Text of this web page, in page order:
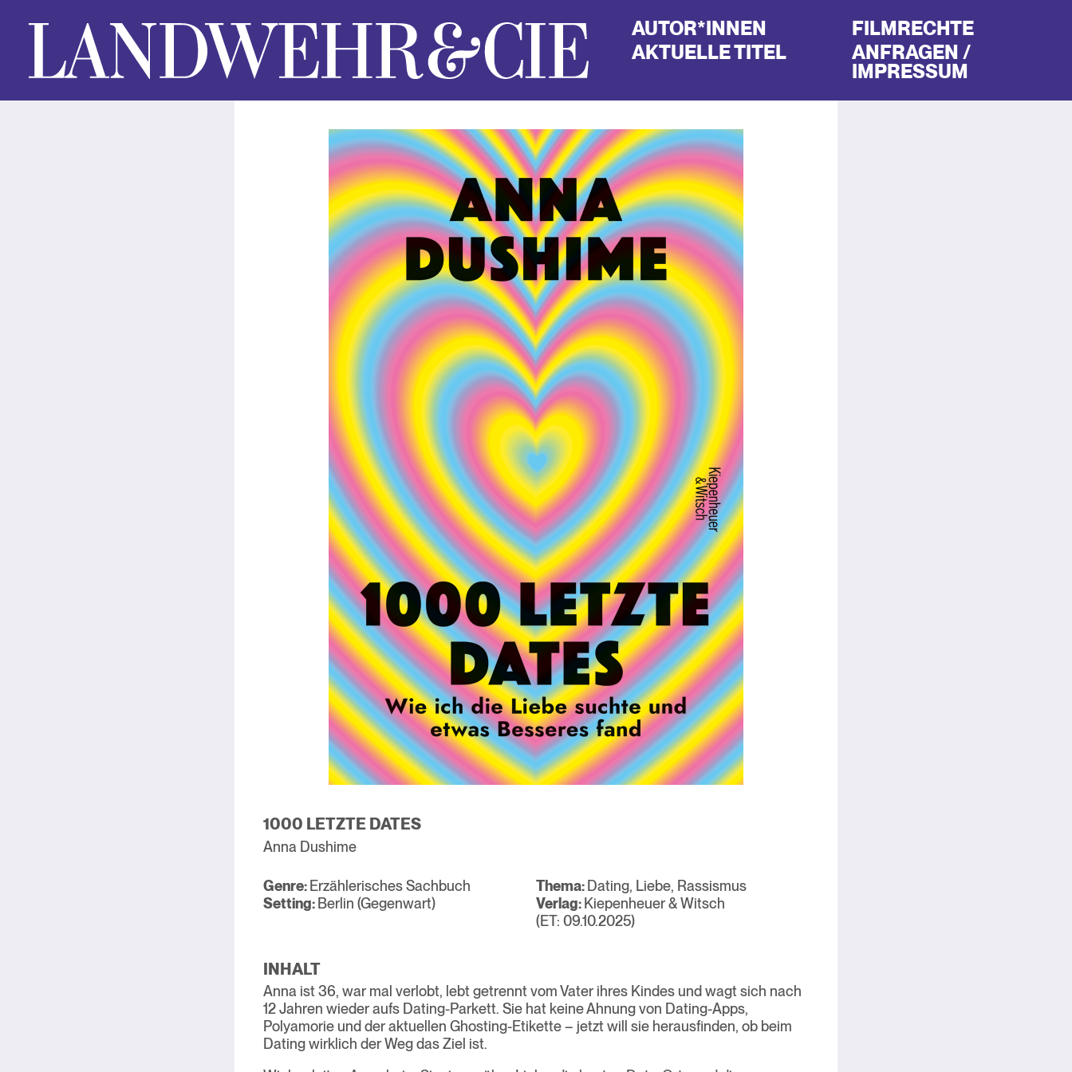
AUTOR*INNEN
AKTUELLE TITEL
FILMRECHTE
ANFRAGEN /
IMPRESSUM
1000 LETZTE DATES
Anna Dushime
Genre:Erzählerisches Sachbuch
Setting:Berlin (Gegenwart)
Thema:Dating, Liebe, Rassismus
Verlag:Kiepenheuer & Witsch
(ET: 09.10.2025)
INHALT
Anna ist 36, war mal verlobt, lebt getrennt vom Vater ihres Kindes und wagt sich nach
12 Jahren wieder aufs Dating-Parkett. Sie hat keine Ahnung von Dating-Apps,
Polyamorie und der aktuellen Ghosting-Etikette – jetzt will sie herausfinden, ob beim
Dating wirklich der Weg das Ziel ist.